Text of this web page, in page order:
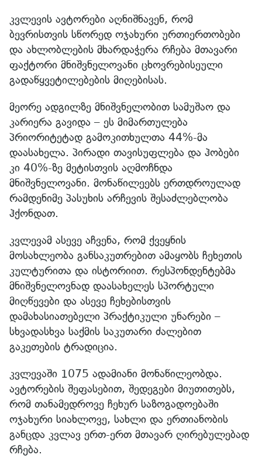
კვლევის ავტორები აღნიშნავენ, რომ
ბევრისთვის სწორედ ოჯახური ურთიერთობები
და ახლობლების მხარდაჭერა რჩება მთავარი
ფაქტორი მნიშვნელოვანი ცხოვრებისეული
გადაწყვეტილებების მიღებისას.
მეორე ადგილზე მნიშვნელობით სამუშაო და
კარიერა გავიდა – ეს მიმართულება
პრიორიტეტად გამოკითხულთა 44%-მა
დაასახელა. პირადი თავისუფლება და ჰობები
კი 40%-ზე მეტისთვის აღმოჩნდა
მნიშვნელოვანი. მონაწილეებს ერთდროულად
რამდენიმე პასუხის არჩევის შესაძლებლობა
ჰქონდათ.
კვლევამ ასევე აჩვენა, რომ ქვეყნის
მოსახლეობა განსაკუთრებით ამაყობს ჩეხეთის
კულტურითა და ისტორიით. რესპონდენტებმა
მნიშვნელოვნად დაასახელეს სპორტული
მიღწევები და ასევე ჩეხებისთვის
დამახასიათებელი პრაქტიკული უნარები –
სხვადასხვა საქმის საკუთარი ძალებით
გაკეთების ტრადიცია.
კვლევაში 1075 ადამიანი მონაწილეობდა.
ავტორების შეფასებით, შედეგები მიუთითებს,
რომ თანამედროვე ჩეხურ საზოგადოებაში
ოჯახური სიახლოვე, სახლი და ერთიანობის
განცდა კვლავ ერთ-ერთ მთავარ ღირებულებად
რჩება.